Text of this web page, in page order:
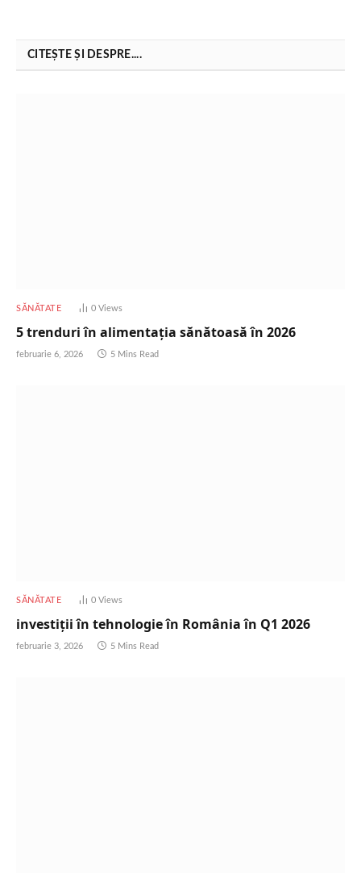
CITEȘTE ȘI DESPRE....
SĂNĂTATE 0Views
5 trenduri în alimentația sănătoasă în 2026
februarie 6, 2026 5 Mins Read
SĂNĂTATE 0Views
investiții în tehnologie în România în Q1 2026
februarie 3, 2026 5 Mins Read